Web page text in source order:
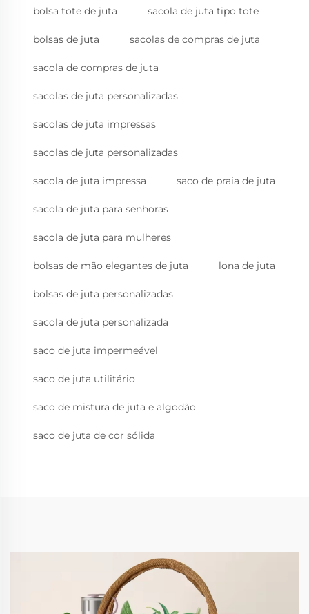
bolsa tote de juta sacola de juta tipo tote
bolsas de juta sacolas de compras de juta
sacola de compras de juta
sacolas de juta personalizadas
sacolas de juta impressas
sacolas de juta personalizadas
sacola de juta impressa saco de praia de juta
sacola de juta para senhoras
sacola de juta para mulheres
bolsas de mão elegantes de juta lona de juta
bolsas de juta personalizadas
sacola de juta personalizada
saco de juta impermeável
saco de juta utilitário
saco de mistura de juta e algodão
saco de juta de cor sólida